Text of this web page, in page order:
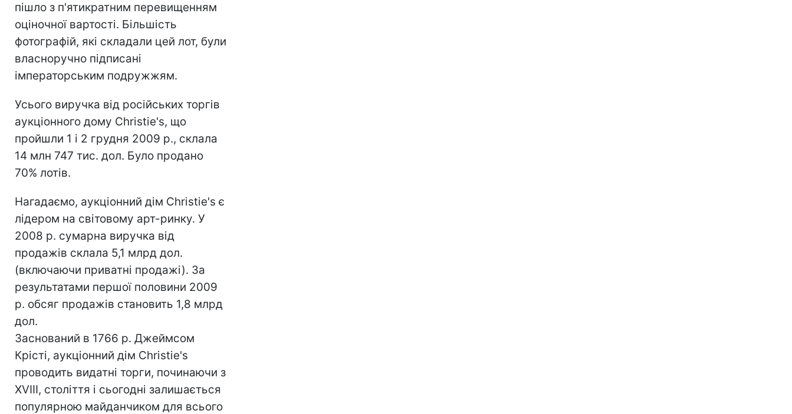
пішло з п'ятикратним перевищенням
оціночної вартості. Більшість
фотографій, які складали цей лот, були
власноручно підписані
імператорським подружжям.
Усього виручка від російських торгів
аукціонного дому Christie's, що
пройшли 1 і 2 грудня 2009 р., склала
14 млн 747 тис. дол. Було продано
70% лотів.
Нагадаємо, аукціонний дім Christie's є
лідером на світовому арт-ринку. У
2008 р. сумарна виручка від
продажів склала 5,1 млрд дол.
(включаючи приватні продажі). За
результатами першої половини 2009
р. обсяг продажів становить 1,8 млрд
дол.
Заснований в 1766 р. Джеймсом
Крісті, аукціонний дім Christie's
проводить видатні торги, починаючи з
XVIII, століття і сьогодні залишається
популярною майданчиком для всього